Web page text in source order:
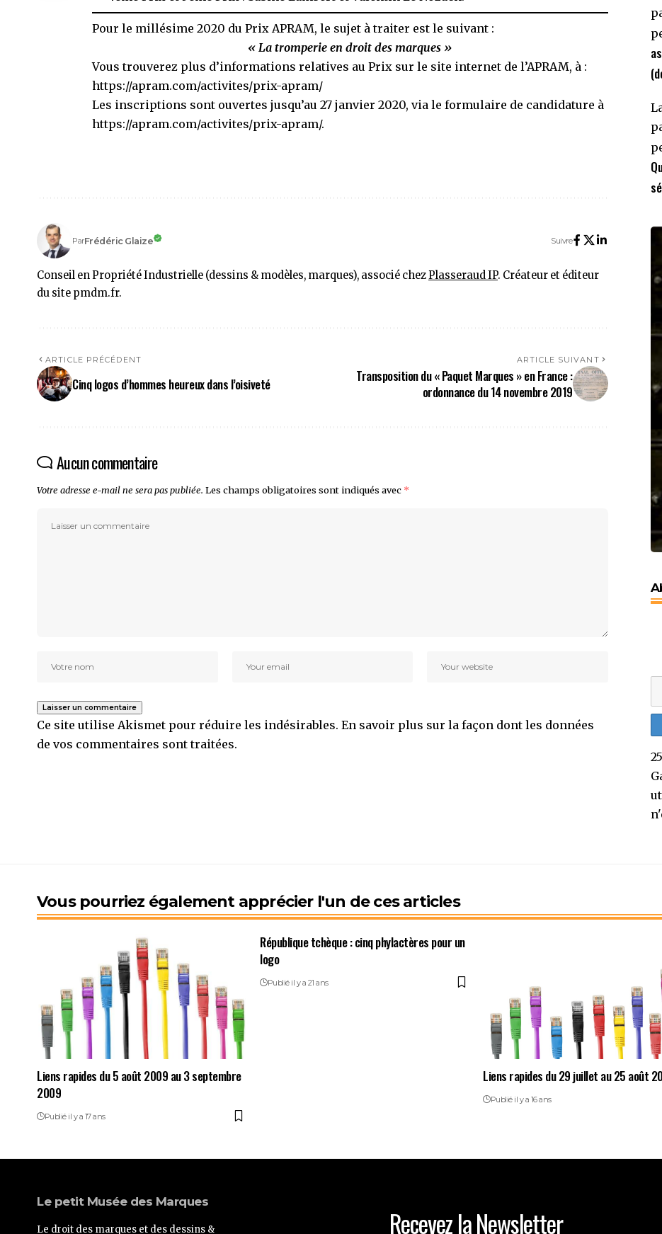
Pour le millésime 2020 du Prix APRAM, le sujet à traiter est le suivant :
« La tromperie en droit des marques »
Vous trouverez plus d’informations relatives au Prix sur le site internet de l’APRAM, à :
https://apram.com/activites/prix-apram/
Les inscriptions sont ouvertes jusqu’au 27 janvier 2020, via le formulaire de candidature à
https://apram.com/activites/prix-apram/.
ParFrédéric Glaize Suivre
Conseil en Propriété Industrielle (dessins & modèles, marques), associé chezPlasseraud IP. Créateur et éditeur
du site pmdm.fr.
ARTICLE PRÉCÉDENT
Cinq logos d’hommes heureux dans l’oisiveté
ARTICLE SUIVANT
Transposition du « Paquet Marques » en France :
ordonnance du 14 novembre 2019
Aucun commentaire
Votre adresse e-mail ne sera pas publiée. Les champs obligatoires sont indiqués avec *
Ce site utilise Akismet pour réduire les indésirables. En savoir plus sur la façon dont les données
de vos commentaires sont traitées.
Vous pourriez également apprécier l'un de ces articles
Liens rapides du 5 août 2009 au 3 septembre
2009
Publié il y a 17 ans
République tchèque : cinq phylactères pour un
logo
Publié il y a 21 ans
Liens rapides du 29 juillet au 25 août
Publié il y a 16 ans
Le petit Musée des Marques
Le droit des marques et des dessins & Recevez la Newsletter